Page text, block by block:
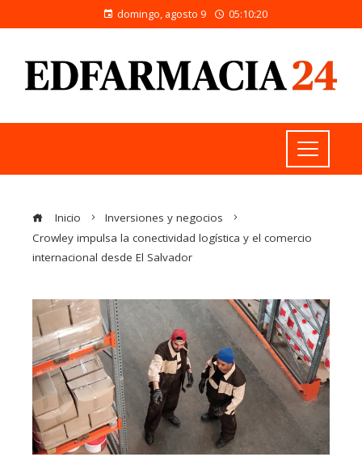
domingo, agosto 9 05:10:20
Inicio
Inversiones y negocios
Crowley impulsa la conectividad logística y el comercio
internacional desde El Salvador